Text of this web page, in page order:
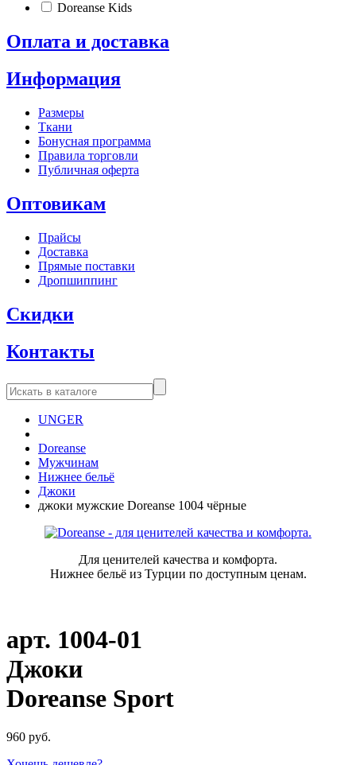
Doreanse Kids
Оплата и доставка
Информация
Размеры
Ткани
Бонусная программа
Правила торговли
Публичная оферта
Оптовикам
Прайсы
Доставка
Прямые поставки
Дропшиппинг
Скидки
Контакты
UNGER
Doreanse
Мужчинам
Нижнее бельё
Джоки
джоки мужские Doreanse 1004 чёрные
Для ценителей качества и комфорта.
Нижнее бельё из Турции по доступным ценам.
арт. 1004-01
Джоки
Doreanse Sport
960 руб.